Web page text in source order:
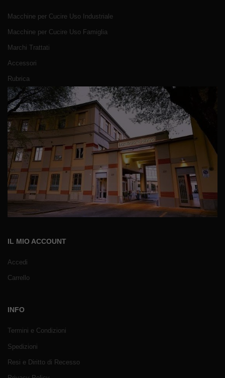
Macchine per Cucire Uso Industriale
Macchine per Cucire Uso Famiglia
Marchi Trattati
Accessori
Rubrica
IL MIO ACCOUNT
Accedi
Carrello
INFO
Termini e Condizioni
Spedizioni
Resi e Diritto di Recesso